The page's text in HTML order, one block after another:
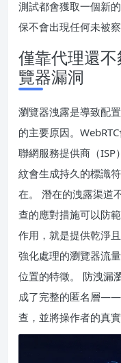
測試都會獲取一個新
保不會出現任何未被
僅靠代理還
覽器漏洞
瀏覽器洩露是導致配
的主要原因。
聯網服務提供商（ISP
紋會生成持久的標識
在。 潛在的洩露渠道
查的應對措施可以防
作用，就是提供乾淨
強化處理的瀏覽器流
位置的特徵。 防洩漏
成了完整的匿名層——
查，並將操作者的真